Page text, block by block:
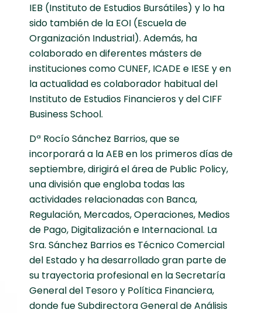
IEB (Instituto de Estudios Bursátiles) y lo ha
sido también de la EOI (Escuela de
Organización Industrial). Además, ha
colaborado en diferentes másters de
instituciones como CUNEF, ICADE e IESE y en
la actualidad es colaborador habitual del
Instituto de Estudios Financieros y del CIFF
Business School.
Dª Rocío Sánchez Barrios, que se
incorporará a la AEB en los primeros días de
septiembre, dirigirá el área de Public Policy,
una división que engloba todas las
actividades relacionadas con Banca,
Regulación, Mercados, Operaciones, Medios
de Pago, Digitalización e Internacional. La
Sra. Sánchez Barrios es Técnico Comercial
del Estado y ha desarrollado gran parte de
su trayectoria profesional en la Secretaría
General del Tesoro y Política Financiera,
donde fue Subdirectora General de Análisis